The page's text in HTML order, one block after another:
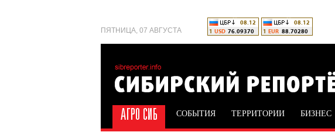
ПЯТНИЦА, 07 АВГУСТА
СОБЫТИЯ ТЕРРИТОРИИ БИЗНЕС